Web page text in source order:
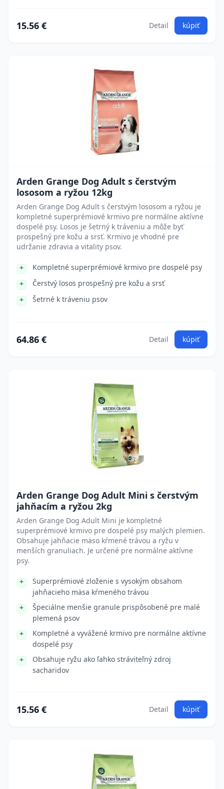
15.56 € Detail kúpiť
Arden Grange Dog Adult s čerstvým
lososom a ryžou 12kg
Arden Grange Dog Adult s čerstvým lososom a ryžou je
kompletné superprémiové krmivo pre normálne aktívne
dospelé psy. Losos je šetrný k tráveniu a môže byť
prospešný pre kožu a srsť. Krmivo je vhodné pre
udržanie zdravia a vitality psov.
Kompletné superprémiové krmivo pre dospelé psy
Čerstvý losos prospešný pre kožu a srsť
Šetrné k tráveniu psov
64.86 € Detail kúpiť
Arden Grange Dog Adult Mini s čerstvým
jahňacím a ryžou 2kg
Arden Grange Dog Adult Mini je kompletné
superprémiové krmivo pre dospelé psy malých plemien.
Obsahuje jahňacie mäso kŕmené trávou a ryžu v
menších granuliach. Je určené pre normálne aktívne
psy.
Superprémiové zloženie s vysokým obsahom
jahňacieho mäsa kŕmeného trávou
Špeciálne menšie granule prispôsobené pre malé
plemená psov
Kompletné a vyvážené krmivo pre normálne aktívne
dospelé psy
Obsahuje ryžu ako ľahko stráviteľný zdroj
sacharidov
15.56 € Detail kúpiť